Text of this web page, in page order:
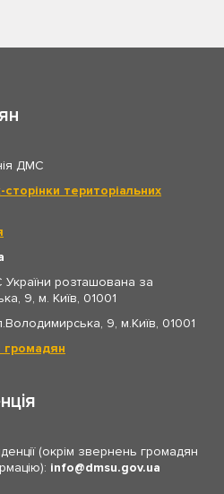
ДМС
сторінки територіальних
розташована за
9, м. Київ, 01001
9, м.Київ, 01001
громадян
(окрім звернень громадян
info dmsu.gov.ua